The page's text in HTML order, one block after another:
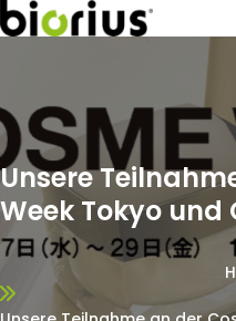
Unsere
Week Tokyo und